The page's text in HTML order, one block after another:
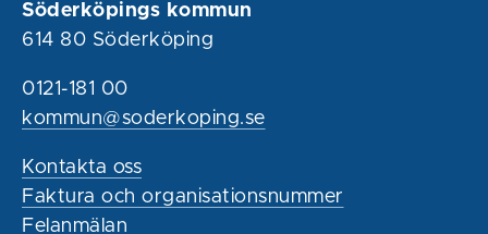
Söderköpings kommun
614 80 Söderköping
0121-181 00
kommun@soderkoping.se
Kontakta oss
Faktura och organisationsnummer
Felanmälan